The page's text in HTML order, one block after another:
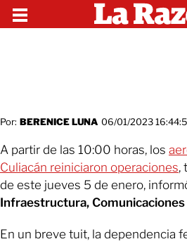
Por: BERENICE LUNA 06/01/2023
A partir de las 10:00 horas, los
Culiacán reiniciaron operaciones,
de este jueves 5 de enero,
Infraestructura,
En un breve tuit, la dependencia